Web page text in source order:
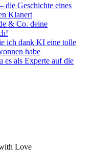
die Geschichte eines
Klanert
& Co. deine
ich dank KI eine tolle
habe
es als Experte auf die
Love